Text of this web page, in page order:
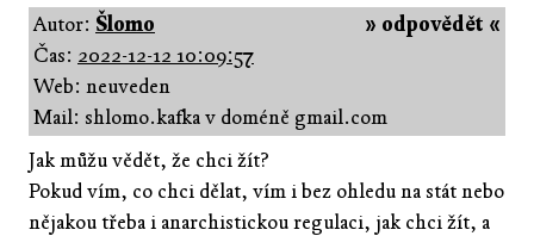
» odpovědět «
Autor: Šlomo
Čas: 2022-12-12 10:09:57
Web: neuveden
Mail: shlomo.kafka v doméně gmail.com
Jak můžu vědět, že chci žít?
Pokud vím, co chci dělat, vím i bez ohledu na stát nebo
nějakou třeba i anarchistickou regulaci, jak chci žít, a